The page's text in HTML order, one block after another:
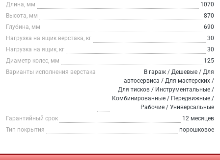
Длина, мм
1070
Высота, мм
870
Глубина, мм
690
Нагрузка на ящик верстака, кг
30
Нагрузка на ящик, кг
30
Диаметр колес, мм
125
Варианты исполнения верстака
В гараж / Дешевые / Для
автосервиса / Для мастерских /
Для тисков / Инструментальные /
Комбинированные / Передвижные /
Рабочие / Универсальные
Гарантийный срок
12 месяцев
Тип покрытия
порошковое